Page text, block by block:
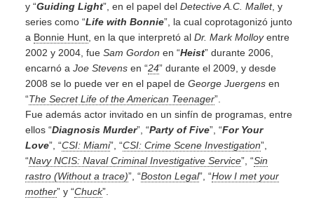
y “Guiding Light”, en el papel del Detective A.C. Mallet, y
series como “Life with Bonnie”, la cual coprotagonizó junto
a Bonnie Hunt , en la que interpretó al Dr. Mark Molloyentre
2002 y 2004, fue Sam Gordon en “Heist” durante 2006,
encarnó a Joe Stevens en “24” durante el 2009, y desde
2008 se lo puede ver en el papel de George Juergens en
“The Secret Life of the American Teenager”.
Fue además actor invitado en un sinfín de programas, entre
ellos “Diagnosis Murder”, “Party of Five”, “For Your
Love”, “CSI: Miami”, “CSI: Crime Scene Investigation”,
“Navy NCIS: Naval Criminal Investigative Service”, “Sin
rastro (Without a trace)”, “Boston Legal”, “How I met your
mother” y “Chuck”.